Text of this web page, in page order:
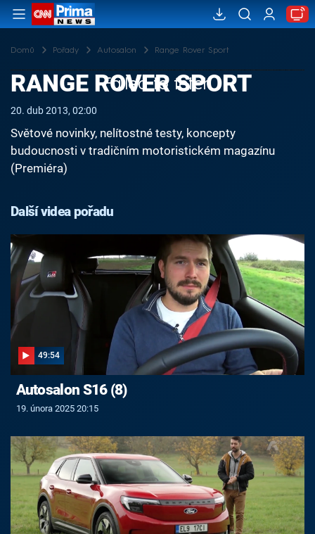
Domů Pořady Autosalon Range Rover Sport
Failed to fetch
RANGE ROVER SPORT
20. dub 2013, 02:00
Světové novinky, nelítostné testy, koncepty
budoucnosti v tradičním motoristickém magazínu
(Premiéra)
Další videa pořadu
49:54
Autosalon S16 (8)
19. února 2025 20:15